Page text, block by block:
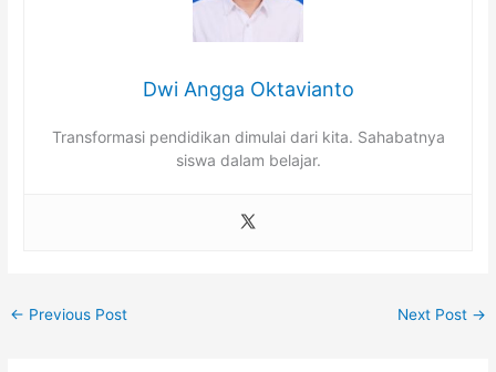
Dwi Angga Oktavianto
Transformasi pendidikan dimulai dari kita. Sahabatnya
siswa dalam belajar.
← Previous Post Next Post →